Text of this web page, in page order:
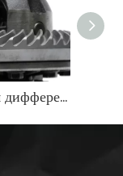
Тяжелая дифференциальная передача OEM 9071666